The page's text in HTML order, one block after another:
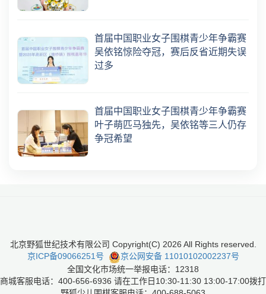
首届中国职业女子围棋青少年争霸赛
吴依铭惊险夺冠，赛后反省近期失误
过多
首届中国职业女子围棋青少年争霸赛
叶子萌匹马独先，吴依铭等三人仍存
争冠希望
北京野狐世纪技术有限公司 Copyright(C) 2026 All Rights reserved.
京ICP备09066251号
京公网安备 11010102002237号
全国文化市场统一举报电话：12318
商城客服电话：400-656-6936 请在工作日10:30-11:30 13:00-17:00拨打